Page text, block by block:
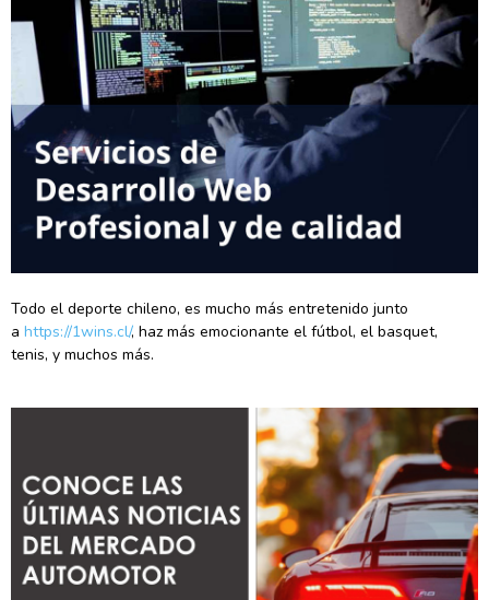
Todo el deporte chileno, es mucho más entretenido junto
a https://1wins.cl/, haz más emocionante el fútbol, el basquet,
tenis, y muchos más.